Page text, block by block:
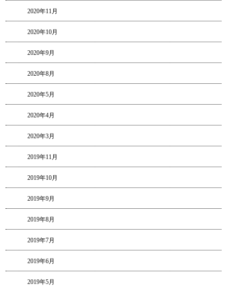
2020年11月
2020年10月
2020年9月
2020年8月
2020年5月
2020年4月
2020年3月
2019年11月
2019年10月
2019年9月
2019年8月
2019年7月
2019年6月
2019年5月